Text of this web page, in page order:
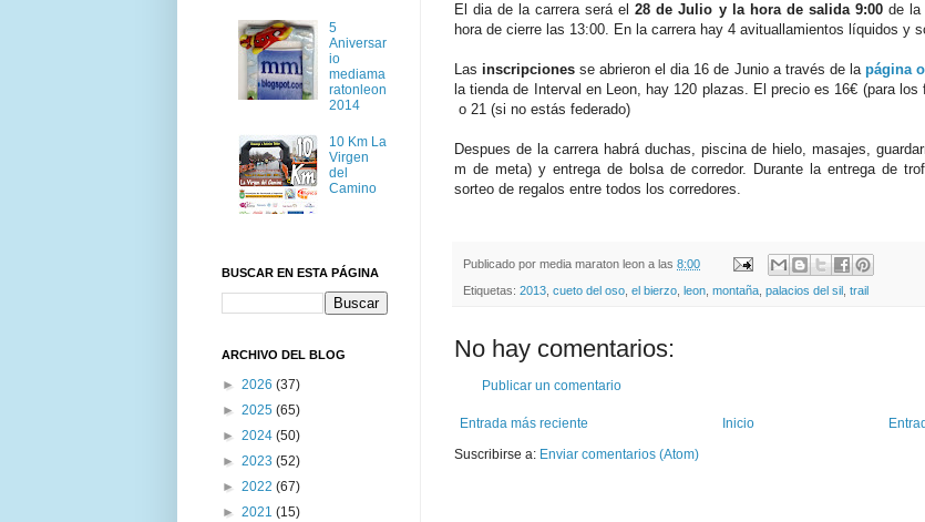
El dia de la carrera será el28 de Julio y la hora de salida 9:00de la
hora de cierre las 13:00. En la carrera hay 4 avituallamientos líquidos y
Las inscripciones se abrieron el dia 16 de Junio a través de la página
la tienda de Interval en Leon, hay 120 plazas. El precio es 16€ (para los
o 21 (si no estás federado)
Despues de la carrera habrá duchas, piscina de hielo, masajes,
m de meta) y entrega de bolsa de corredor. Durante la entrega de
sorteo de regalos entre todos los corredores.
Publicado por media maraton leon a las 8:00
Etiquetas: 2013 cueto del oso el bierzo leon montaña palacios del sil trail
No hay comentarios:
Publicar un comentario
Entrada más reciente
Inicio
Suscribirse a: Enviar comentarios (Atom)
5
Aniversar
io
mediama
ratonleon
2014
10 Km La
Virgen
del
Camino
BUSCAR EN ESTA PÁGINA
ARCHIVO DEL BLOG
► 2026 (37)
► 2025 (65)
► 2024 (50)
► 2023 (52)
► 2022 (67)
► 2021 (15)